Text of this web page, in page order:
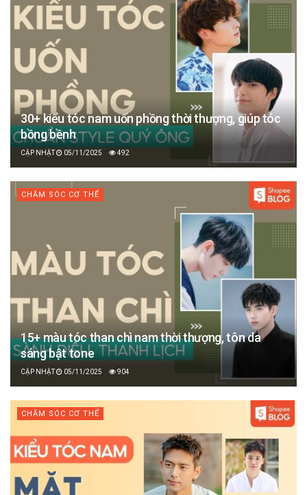
30+ kiểu tóc nam uốn phồng thời thượng, giúp tóc
bồng bềnh
05/11/2025 492
CHĂM SÓC CƠ THỂ
15+ màu tóc than chì nam thời thượng, tôn da
sáng bật tone
05/11/2025 904
CHĂM SÓC CƠ THỂ